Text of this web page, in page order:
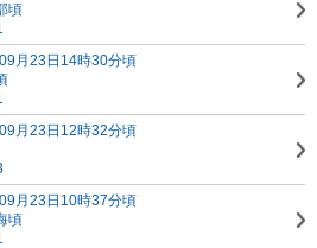
頃
月23日14時30分頃
月23日12時32分頃
月23日10時37分頃
頃